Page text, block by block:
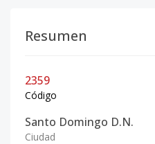
Resumen
2359
Código
Santo Domingo D.N.
Ciudad